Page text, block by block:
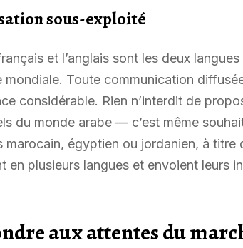
sous-exploité
et l’anglais sont les deux
Toute communication
considérable. Rien n’interdit de
du monde arabe — c’est même
égyptien ou jordanien, à titre
plusieurs langues et envoient leurs
aux attentes du